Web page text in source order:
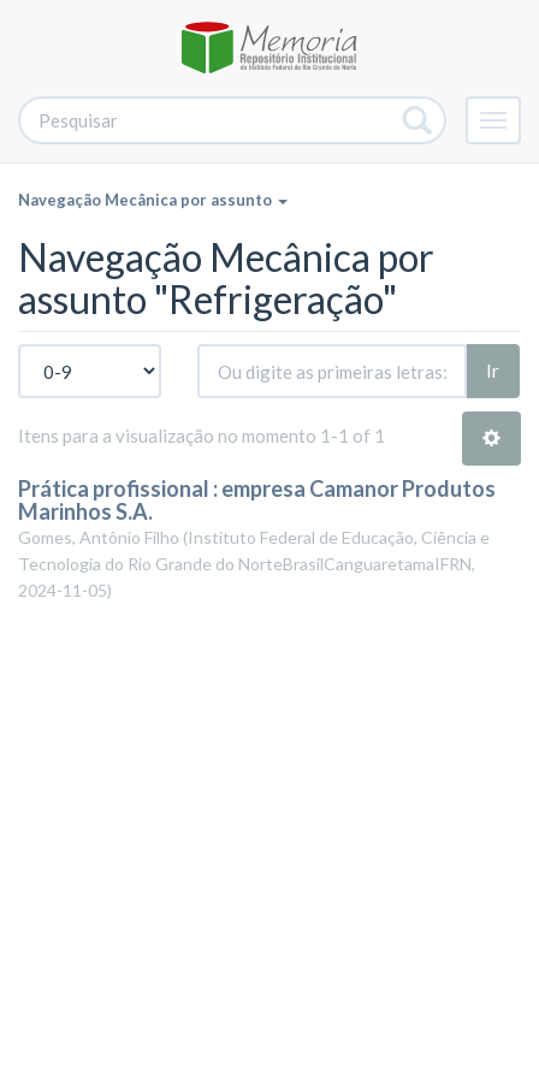
Navegação Mecânica por assunto
Navegação Mecânica por
assunto "Refrigeração"
Ir
Itens para a visualização no momento 1-1 of 1
Prática profissional : empresa Camanor Produtos
Marinhos S.A.
Gomes, Antônio Filho (Instituto Federal de Educação, Ciência e
Tecnologia do Rio Grande do NorteBrasilCanguaretamaIFRN,
2024-11-05)